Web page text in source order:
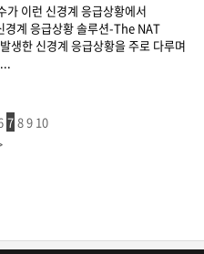
가 이런 신경계 응급상황에서
경계 응급상황 솔루션-The NAT
생한 신경계 응급상황을 주로 다루며
7 89 10